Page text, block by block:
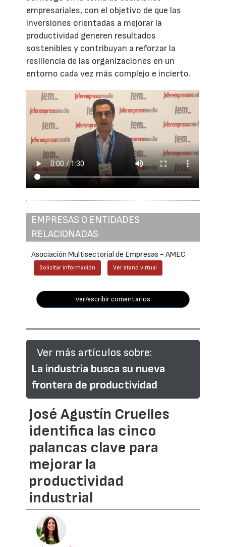
empresariales, con el objetivo de que las
inversiones orientadas a mejorar la
productividad generen resultados
sostenibles y contribuyan a reforzar la
resiliencia de las organizaciones en un
entorno cada vez más complejo e incierto.
EMPRESAS O ENTIDADES
RELACIONADAS
Asociación Multisectorial de Empresas - AMEC
Solicitar información Ver stand virtual
ver/escribir comentarios
Ver más artículos sobre:
La industria busca su nueva
frontera de productividad
José Agustín Cruelles
identifica las cinco
palancas clave para
mejorar la
productividad
industrial